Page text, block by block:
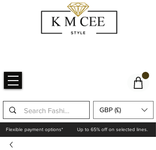
GBP (£)
Flexible payment options* Up to 65% off on selected lines.